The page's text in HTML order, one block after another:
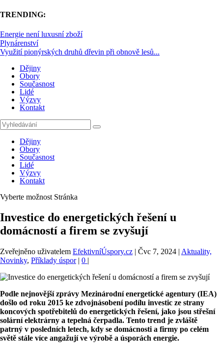
TRENDING:
Energie není luxusní zboží
Plynárenství
Využití pionýrských druhů dřevin při obnově lesů...
Dějiny
Obory
Současnost
Lidé
Výzvy
Kontakt
Dějiny
Obory
Současnost
Lidé
Výzvy
Kontakt
Vyberte možnost Stránka
Investice do energetických řešení u
domácností a firem se zvyšují
Zveřejněno uživatelem EfektivníÚspory.cz | Čvc 7, 2024 | Aktuality,
Novinky, Příklady úspor| 0 |
Podle nejnovější zprávy Mezinárodní energetické agentury (IEA)
došlo od roku 2015 ke zdvojnásobení podílu investic ze strany
koncových spotřebitelů do energetických řešení, jako jsou střešní
solární elektrárny a tepelná čerpadla. Tento trend je zvláště
patrný v posledních letech, kdy se domácnosti a firmy po celém
světě stále více angažují ve výrobě a úsporách energie.